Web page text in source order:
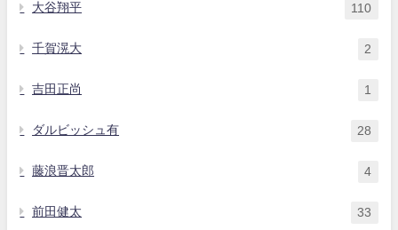
大谷翔平 110
千賀滉大 2
吉田正尚 1
ダルビッシュ有 28
藤浪晋太郎 4
前田健太 33